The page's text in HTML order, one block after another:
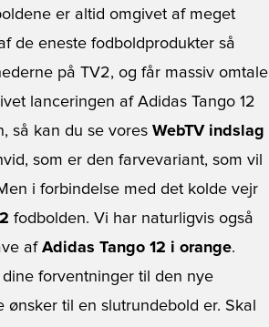
er altid omgivet af meget
de eneste fodboldprodukter så
på TV2, og får massiv omtale
lanceringen af Adidas Tango 12
så kan du se vores WebTV indslag
som er den farvevariant, som vil
i forbindelse med det kolde vejr
fodbolden. Vi har naturligvis også
af Adidas Tango 12 i orange.
forventninger til den nye
til en slutrundebold er. Skal